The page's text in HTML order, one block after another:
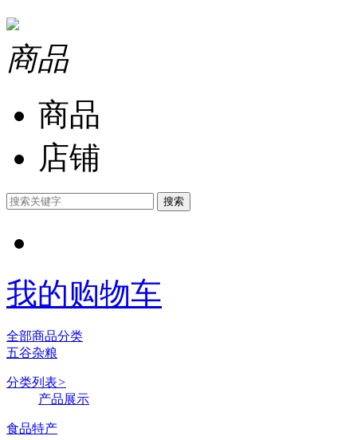
商品
商品
店铺
搜索
我的购物车
全部商品分类
五谷杂粮
分类列表>
产品展示
食品特产